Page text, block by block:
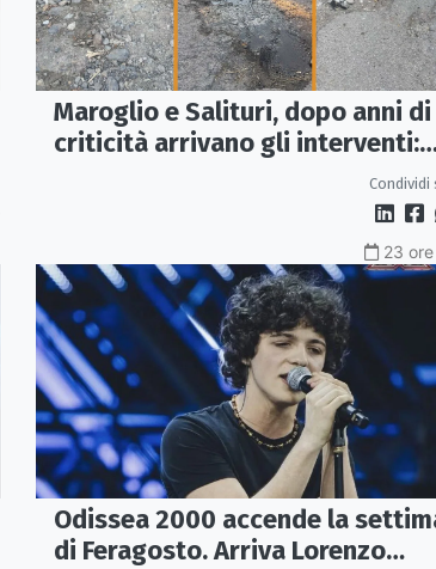
Maroglio e Salituri, dopo anni di
criticità arrivano gli interventi:
Condividi
23
Odissea 2000 accende la
di Feragosto. Arriva Lorenzo